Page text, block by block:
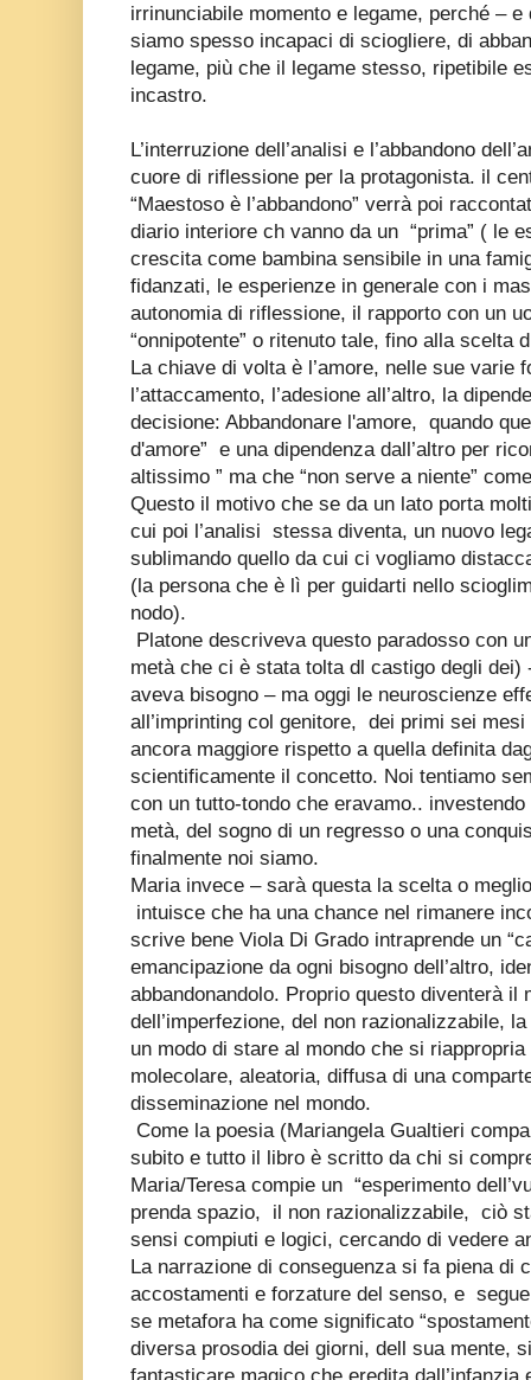
irrinunciabile momento e legame, perché –
siamo spesso incapaci di sciogliere, di
legame, più che il legame stesso, ripetibile
incastro.
L’interruzione dell’analisi e l’abbandono
cuore di riflessione per la protagonista. il
“Maestoso è l’abbandono” verrà poi
diario interiore ch vanno da un “prima” ( le
crescita come bambina sensibile in una
fidanzati, le esperienze in generale con i
autonomia di riflessione, il rapporto con un
“onnipotente” o ritenuto tale, fino alla scelta
La chiave di volta è l’amore, nelle sue varie
l’attaccamento, l’adesione all’altro, la
decisione: Abbandonare l'amore, quando
d'amore” e una dipendenza dall’altro per
altissimo ” ma che “non serve a niente”
Questo il motivo che se da un lato porta
cui poi l’analisi stessa diventa, un nuovo
sublimando quello da cui ci vogliamo
(la persona che è lì per guidarti nello
nodo).
Platone descriveva questo paradosso con
metà che ci è stata tolta dl castigo degli
aveva bisogno – ma oggi le neuroscienze
all’imprinting col genitore, dei primi sei mesi
ancora maggiore rispetto a quella definita
scientificamente il concetto. Noi tentiamo
con un tutto-tondo che eravamo..
metà, del sogno di un regresso o una
finalmente noi siamo.
Maria invece – sarà questa la scelta o
intuisce che ha una chance nel rimanere
scrive bene Viola Di Grado intraprende un
emancipazione da ogni bisogno dell’altro,
abbandonandolo. Proprio questo diventerà il
dell’imperfezione, del non razionalizzabile,
un modo di stare al mondo che si
molecolare, aleatoria, diffusa di una
disseminazione nel mondo.
Come la poesia (Mariangela Gualtieri
subito e tutto il libro è scritto da chi si
Maria/Teresa compie un “esperimento
prenda spazio,
il non razionalizzabile, ciò
sensi compiuti e logici, cercando di vedere
La narrazione di conseguenza si fa piena di
accostamenti e forzature del senso, e
se metafora ha come significato
diversa prosodia dei giorni, dell sua mente,
fantasticare magico che eredita dall’infanzia